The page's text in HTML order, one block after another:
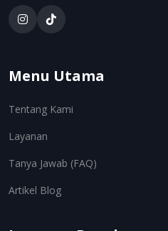
Menu Utama
Tentang Kami
Layanan
Tanya Jawab (FAQ)
Artikel Blog